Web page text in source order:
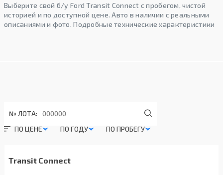
Выберите свой б/у Ford Transit Connect с пробегом, чистой
историей и по доступной цене. Авто в наличии с реальными
описаниями и фото. Подробные технические характеристики
№ ЛОТА:
ПО ЦЕНЕ
ПО ГОДУ ПО ПРОБЕГУ
Transit Connect